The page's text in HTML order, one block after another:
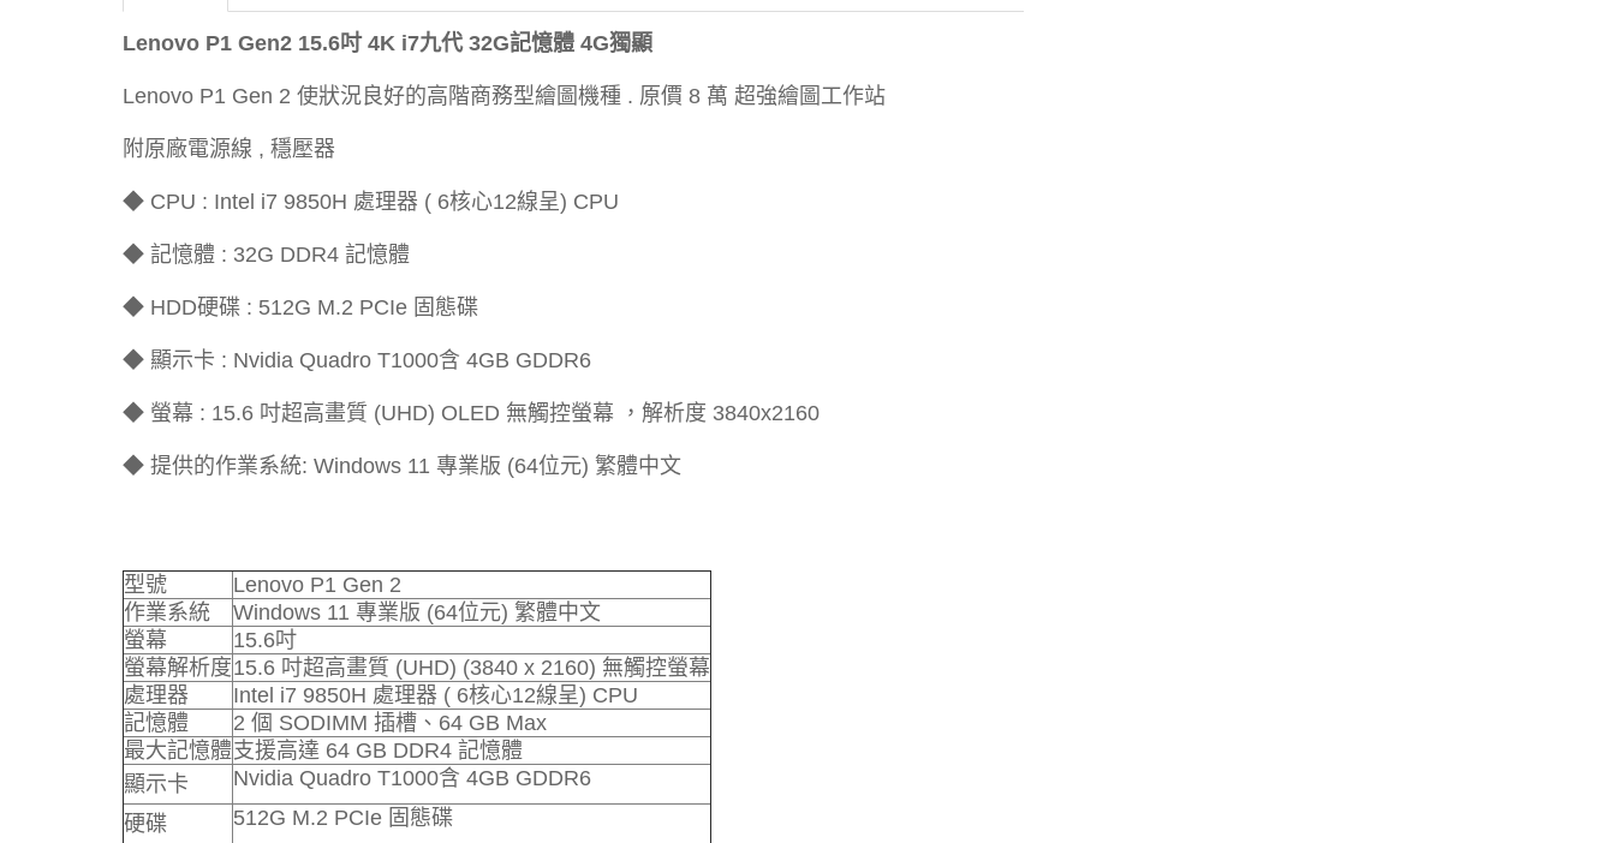
Lenovo P1 Gen2 15.6吋 4K i7九代 32G記憶體 4G獨顯
Lenovo P1 Gen 2 使狀況良好的高階商務型繪圖機種 . 原價 8 萬 超強繪圖工作站
附原廠電源線 , 穩壓器
◆ CPU : Intel i7 9850H 處理器 ( 6核心12線呈) CPU
◆ 記憶體 : 32G DDR4 記憶體
◆ HDD硬碟 : 512G M.2 PCIe 固態碟
◆ 顯示卡 : Nvidia Quadro T1000含 4GB GDDR6
◆ 螢幕 : 15.6 吋超高畫質 (UHD) OLED 無觸控螢幕 ，解析度 3840x2160
◆ 提供的作業系統: Windows 11 專業版 (64位元) 繁體中文
型號
Lenovo P1 Gen 2
作業系統
Windows 11 專業版 (64位元) 繁體中文
螢幕
15.6吋
螢幕解析度15.6 吋超高畫質 (UHD) (3840 x 2160) 無觸控螢幕
處理器
Intel i7 9850H 處理器 ( 6核心12線呈) CPU
記憶體
2 個 SODIMM 插槽、64 GB Max
最大記憶體支援高達 64 GB DDR4 記憶體
顯示卡
Nvidia Quadro T1000含 4GB GDDR6
硬碟
512G M.2 PCIe 固態碟